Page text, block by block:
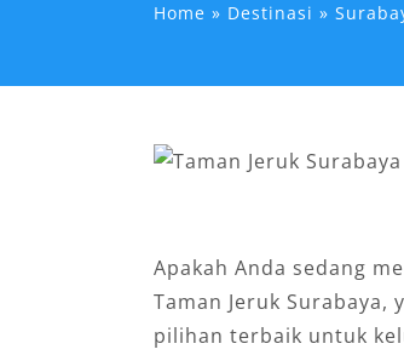
Home Destinasi
Apakah Anda sedang
Taman Jeruk
pilihan terbaik untuk